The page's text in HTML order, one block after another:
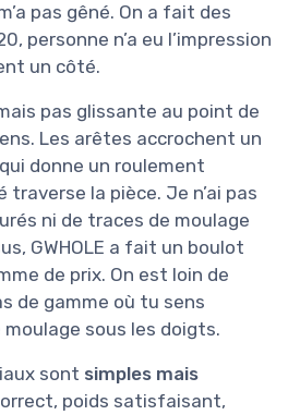
pas gêné. On a fait des
personne n’a eu l’impression
un côté.
pas glissante au point de
Les arêtes accrochent un
donne un roulement
traverse la pièce. Je n’ai pas
ni de traces de moulage
GWHOLE a fait un boulot
de prix. On est loin de
de gamme où tu sens
sous les doigts.
sont simples mais
poids satisfaisant,